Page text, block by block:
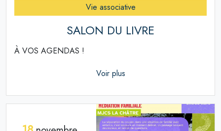
Vie associative
SALON DU LIVRE
À VOS AGENDAS !
Voir plus